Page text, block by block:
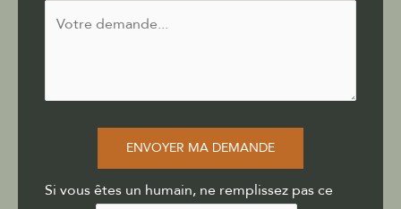
ENVOYER MA DEMANDE
Si vous êtes un humain, ne remplissez pas ce